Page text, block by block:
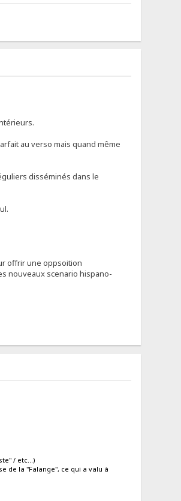
au verso mais quand même
disséminés dans le
offrir une oppsoition
nouveaux scenario hispano-
/ etc...)
de la "Falange", ce qui a valu à